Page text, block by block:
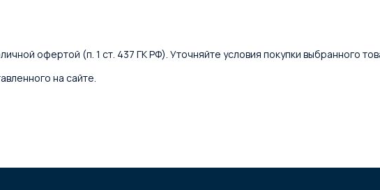
офертой (п. 1 ст. 437 ГК РФ). Уточняйте условия покупки выбранного
на сайте.